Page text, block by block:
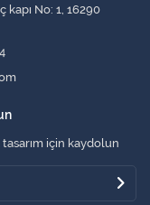
kapı No: 1, 16290
için kaydolun